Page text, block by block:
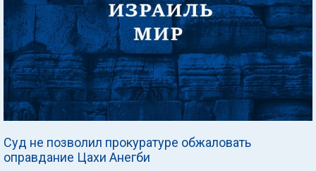
Суд не позволил прокуратуре обжаловать
оправдание Цахи Анегби